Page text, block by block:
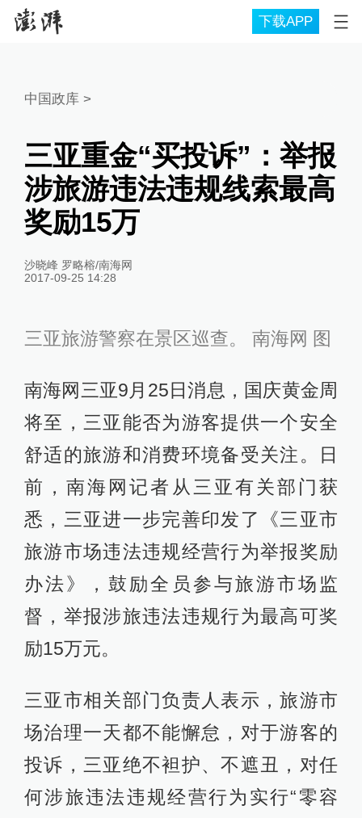
下载APP
中国政库 >
三亚重金“买投诉”：举报
涉旅游违法违规线索最高
奖励15万
沙晓峰 罗略榕/南海网
2017-09-25 14:28
三亚旅游警察在景区巡查。 南海网 图
南海网三亚9月25日消息，国庆黄金周
将至，三亚能否为游客提供一个安全
舒适的旅游和消费环境备受关注。日
前，南海网记者从三亚有关部门获
悉，三亚进一步完善印发了《三亚市
旅游市场违法违规经营行为举报奖励
办法》，鼓励全员参与旅游市场监
督，举报涉旅违法违规行为最高可奖
励15万元。
三亚市相关部门负责人表示，旅游市
场治理一天都不能懈怠，对于游客的
投诉，三亚绝不袒护、不遮丑，对任
何涉旅违法违规经营行为实行“零容